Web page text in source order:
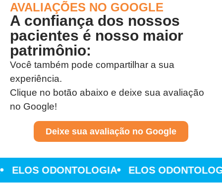
AVALIAÇÕES NO GOOGLE
A confiança dos nossos
pacientes é nosso maior
patrimônio:
Você também pode compartilhar a sua
experiência.
Clique no botão abaixo e deixe sua avaliação
no Google!
Deixe sua avaliação no Google
ELOS ODONTOLOGIA ELOS